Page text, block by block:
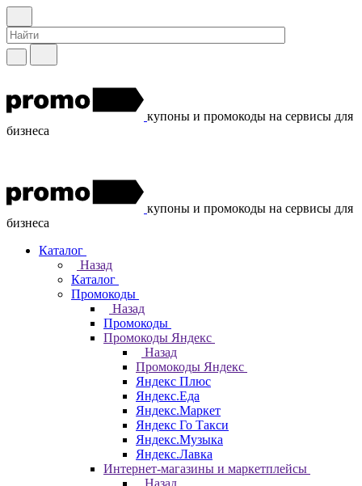
купоны и промокоды на сервисы для
бизнеса
купоны и промокоды на сервисы для
бизнеса
Каталог
Назад
Каталог
Промокоды
Назад
Промокоды
Промокоды Яндекс
Назад
Промокоды Яндекс
Яндекс Плюс
Яндекс.Еда
Яндекс.Маркет
Яндекс Го Такси
Яндекс.Музыка
Яндекс.Лавка
Интернет-магазины и маркетплейсы
Назад